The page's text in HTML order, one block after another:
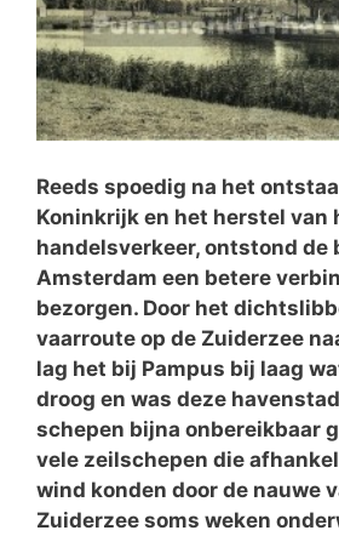
Reeds spoedig na het
Koninkrijk en het herstel van
handelsverkeer, ontstond de
Amsterdam een betere
bezorgen. Door het
vaarroute op de Zuiderzee
lag het bij Pampus bij laag
droog en was deze
schepen bijna onbereikbaar
vele zeilschepen die
wind konden door de nauwe
Zuiderzee soms weken